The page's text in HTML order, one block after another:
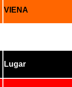
VIENA
Lugar